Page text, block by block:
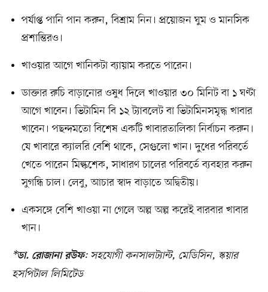
পর্যাপ্ত পানি পান করুন, বিশ্রাম নিন। প্রয়োজন ঘুম ও মানসিক
প্রশান্তিরও।
খাওয়ার আগে খানিকটা ব্যায়াম করতে পারেন।
ডাক্তার রুচি বাড়ানোর ওষুধ দিলে খাওয়ার ৩০ মিনিট বা ১ ঘণ্টা
আগে খাবেন। ভিটামিন বি ১২ ট্যাবলেট বা ভিটামিনসমৃদ্ধ খাবার
খাবেন। পছন্দমতো বিশেষ একটি খাবারতালিকা নির্বাচন করুন।
যে খাবারে ক্যালরি বেশি থাকে, সেগুলো খান। দুধের পরিবর্তে
খেতে পারেন মিল্কশেক, সাধারণ চালের পরিবর্তে ব্যবহার করুন
সুগন্ধি চাল। লেবু, আচার স্বাদ বাড়াতে অদ্বিতীয়।
একসঙ্গে বেশি খাওয়া না গেলে অল্প অল্প করেই বারবার খাবার
খান।
*ডা. রোজানা রউফ: সহযোগী কনসালট্যান্ট, মেডিসিন, স্কয়ার
হসপিটাল লিমিটেড